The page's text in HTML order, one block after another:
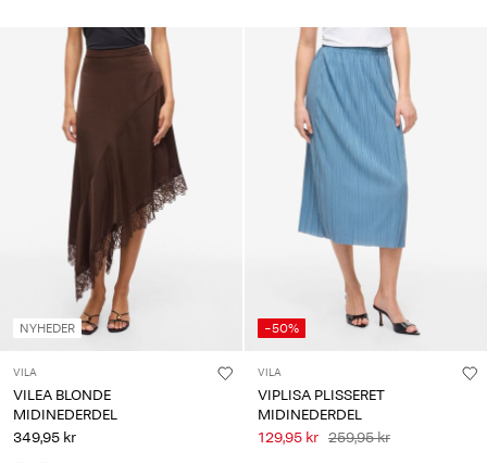
NYHEDER
VILA
VILEA BLONDE
MIDINEDERDEL
349,95 kr
-50%
VILA
VIPLISA PLISSERET
MIDINEDERDEL
129,95 kr 259,95 kr